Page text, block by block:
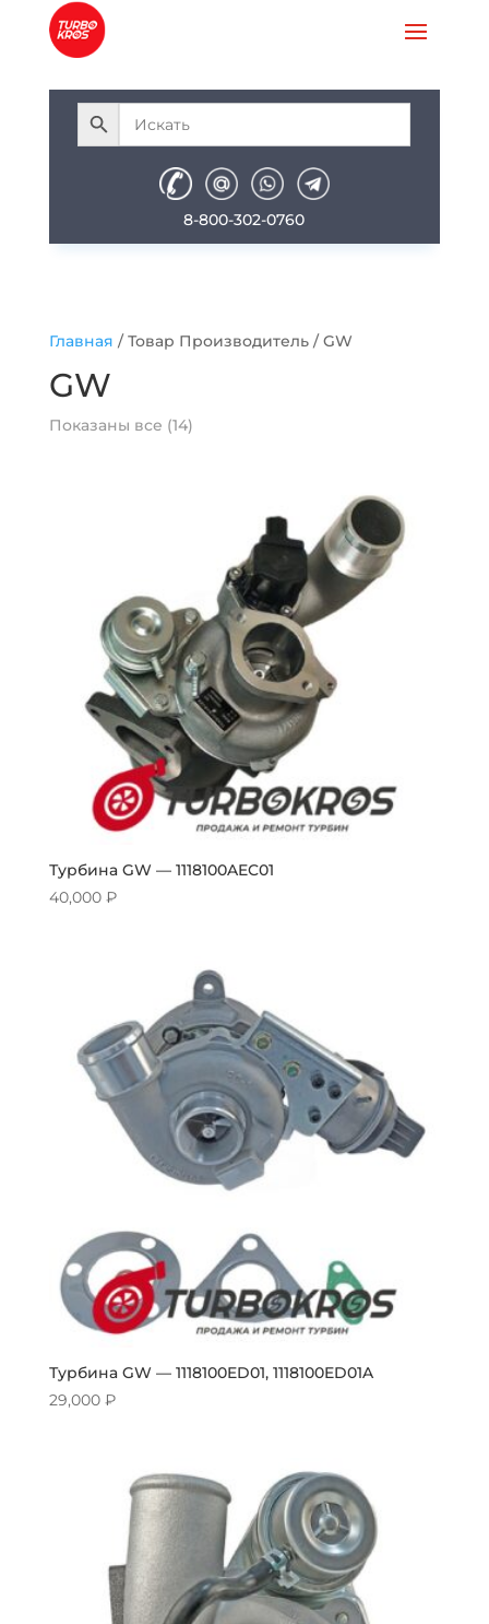
8-800-302-0760
Главная / Товар Производитель / GW
GW
Показаны все (14)
Турбина GW — 1118100AEC01
40,000 ₽
Турбина GW — 1118100ED01, 1118100ED01A
29,000 ₽